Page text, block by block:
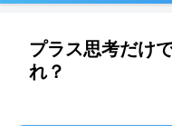
プラス思考だけ
れ？